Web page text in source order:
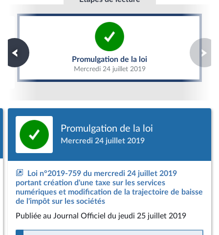
Promulgation de la loi
Mercredi 24 juillet 2019
Promulgation de la loi
Promulgation de la loi
Mercredi 24 juillet 2019
Loi n°2019-759 du mercredi 24 juillet 2019
portant création d'une taxe sur les services
numériques et modification de la trajectoire de baisse
de l'impôt sur les sociétés
Publiée au Journal Officiel du jeudi 25 juillet 2019